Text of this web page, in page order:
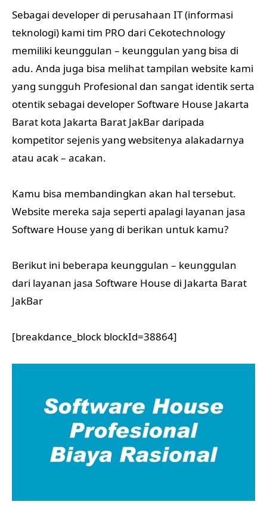
Sebagai developer di perusahaan IT (informasi
teknologi) kami tim PRO dari Cekotechnology
memiliki keunggulan – keunggulan yang bisa di
adu. Anda juga bisa melihat tampilan website kami
yang sungguh Profesional dan sangat identik serta
otentik sebagai developer Software House Jakarta
Barat kota Jakarta Barat JakBar daripada
kompetitor sejenis yang websitenya alakadarnya
atau acak – acakan.
Kamu bisa membandingkan akan hal tersebut.
Website mereka saja seperti apalagi layanan jasa
Software House yang di berikan untuk kamu?
Berikut ini beberapa keunggulan – keunggulan
dari layanan jasa Software House di Jakarta Barat
JakBar
[breakdance_block blockId=38864]